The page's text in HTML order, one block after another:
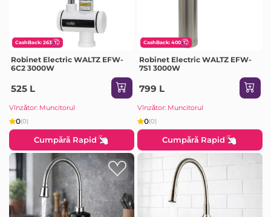
CashBack: 263
Robinet Electric WALTZ EFW-
6C2 3000W
525 L
Vînzător: Muncitorul
0(0)
Cumpără Rapid
CashBack: 400
Robinet Electric WALTZ EFW-
7S1 3000W
799 L
Vînzător: Muncitorul
0(0)
Cumpără Rapid